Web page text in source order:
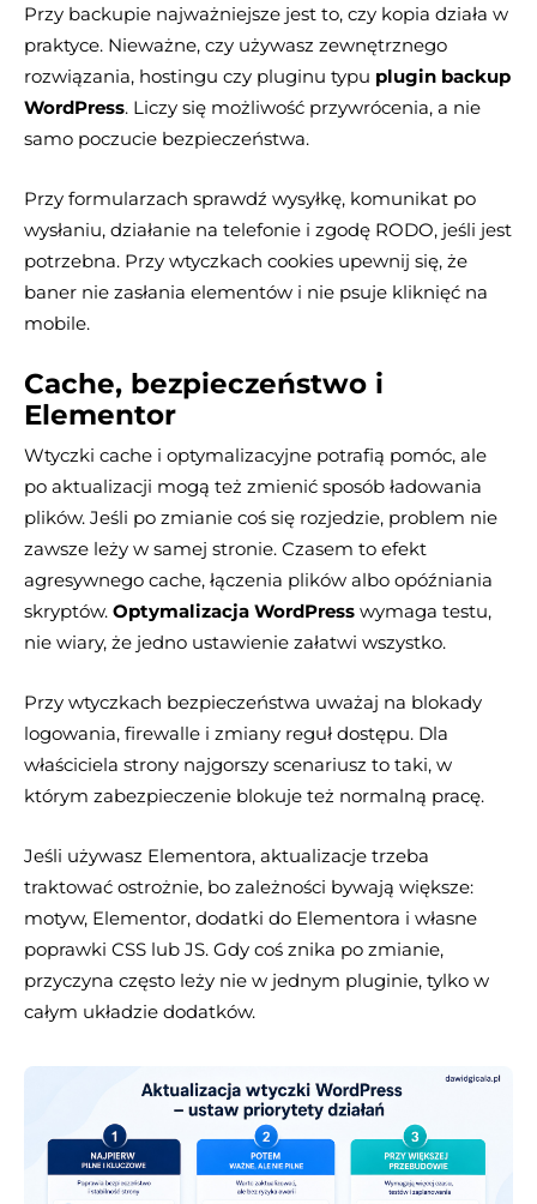
Przy backupie najważniejsze jest to, czy kopia działa w
praktyce. Nieważne, czy używasz zewnętrznego
rozwiązania, hostingu czy pluginu typu plugin backup
WordPress. Liczy się możliwość przywrócenia, a nie
samo poczucie bezpieczeństwa.
Przy formularzach sprawdź wysyłkę, komunikat po
wysłaniu, działanie na telefonie i zgodę RODO, jeśli jest
potrzebna. Przy wtyczkach cookies upewnij się, że
baner nie zasłania elementów i nie psuje kliknięć na
mobile.
Cache, bezpieczeństwo i
Elementor
Wtyczki cache i optymalizacyjne potrafią pomóc, ale
po aktualizacji mogą też zmienić sposób ładowania
plików. Jeśli po zmianie coś się rozjedzie, problem nie
zawsze leży w samej stronie. Czasem to efekt
agresywnego cache, łączenia plików albo opóźniania
skryptów. Optymalizacja WordPress wymaga testu,
nie wiary, że jedno ustawienie załatwi wszystko.
Przy wtyczkach bezpieczeństwa uważaj na blokady
logowania, firewalle i zmiany reguł dostępu. Dla
właściciela strony najgorszy scenariusz to taki, w
którym zabezpieczenie blokuje też normalną pracę.
Jeśli używasz Elementora, aktualizacje trzeba
traktować ostrożnie, bo zależności bywają większe:
motyw, Elementor, dodatki do Elementora i własne
poprawki CSS lub JS. Gdy coś znika po zmianie,
przyczyna często leży nie w jednym pluginie, tylko w
całym układzie dodatków.